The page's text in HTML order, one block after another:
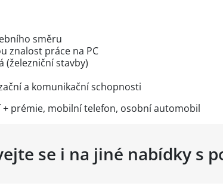
směru
znalost práce na PC
(železniční stavby)
a komunikační schopnosti
prémie, mobilní telefon, osobní automobil
se i na jiné nabídky s